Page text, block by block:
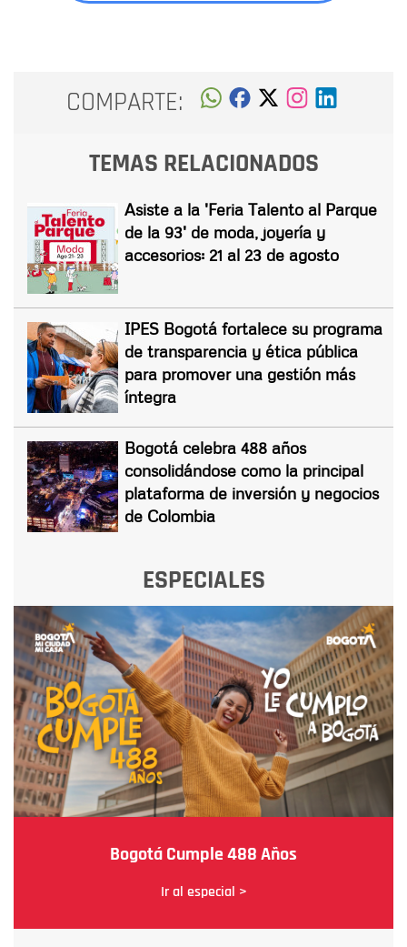
COMPARTE:
TEMAS RELACIONADOS
Asiste a la 'Feria Talento al Parque
de la 93' de moda, joyería y
accesorios: 21 al 23 de agosto
IPES Bogotá fortalece su programa
de transparencia y ética pública
para promover una gestión más
íntegra
Bogotá celebra 488 años
consolidándose como la principal
plataforma de inversión y negocios
de Colombia
ESPECIALES
Bogotá Cumple 488 Años
Ir al especial >